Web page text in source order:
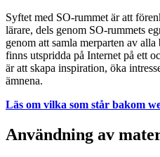
Syftet med SO-rummet är att
lärare, dels genom SO-rummets
genom att samla merparten av
finns utspridda på Internet på ett
är att skapa inspiration, öka
ämnena.
Läs om vilka som står bakom
Användning av